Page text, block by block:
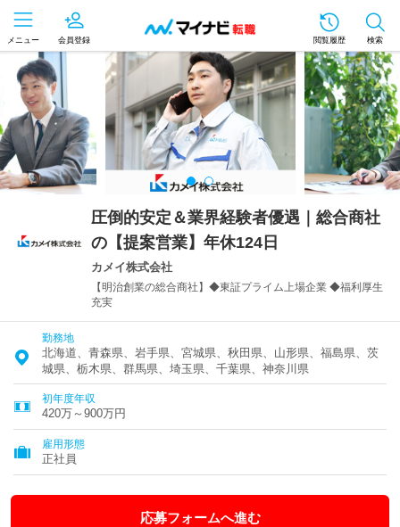
メニュー 会員登録 閲覧履歴 検索
圧倒的安定＆業界経験者優遇｜総合商社
の【提案営業】年休124日
カメイ株式会社
【明治創業の総合商社】◆東証プライム上場企業 ◆福利厚生
充実
勤務地
北海道、青森県、岩手県、宮城県、秋田県、山形県、福島県、茨
城県、栃木県、群馬県、埼玉県、千葉県、神奈川県
初年度年収
420万～900万円
雇用形態
正社員
応募フォームへ進む